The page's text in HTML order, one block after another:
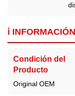
ℹ️
Condición del
Producto
Original OEM